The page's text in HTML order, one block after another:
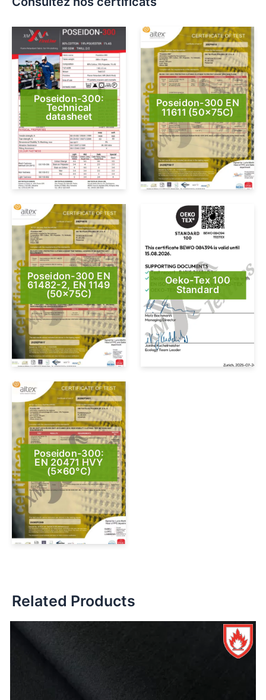
Poseidon-300:
Technical
datasheet
Poseidon-300 EN
11611 (50x75C)
Poseidon-300 EN
61482-2, EN 1149
(50x75C)
Oeko-Tex 100
Standard
Poseidon-300:
EN 20471 HVY
(5×60°C)
Related Products